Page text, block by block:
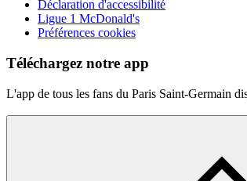
Déclaration d'accessibilité
Ligue 1 McDonald's
Préférences cookies
Téléchargez notre app
L'app de tous les fans du Paris Saint-Germain